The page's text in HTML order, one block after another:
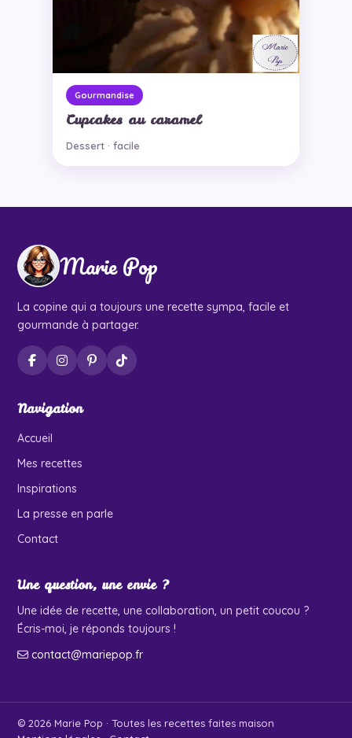
Gourmandise
Cupcakes au caramel
Dessert · facile
Marie Pop
La copine qui a toujours une recette sympa, facile et
gourmande à partager.
Navigation
Accueil
Mes recettes
Inspirations
La presse en parle
Contact
Une question, une envie ?
Une idée de recette, une collaboration, un petit coucou ?
Écris-moi, je réponds toujours !
contact@mariepop.fr
© 2026 Marie Pop · Toutes les recettes faites maison